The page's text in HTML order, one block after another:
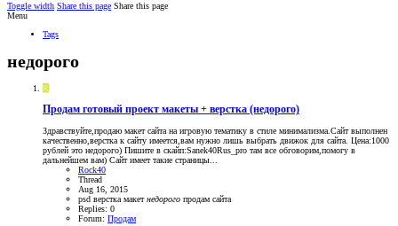
Toggle width Share this page Share this page
Menu
Tags
недорого
R
Продам готовый проект макеты + верстка (недорого)
Здравствуйте,продаю макет сайта на игровую тематику в стиле минимализма.Сайт выполнен
качественно,верстка к сайту имеется,вам нужно лишь выбрать движок для сайта. Цена:1000
рублей это недорого) Пишите в скайп:Sanek40Rus_pro там все обговорим,помогу в
дальнейшем вам) Сайт имеет такие страницы...
Rock40
Thread
Aug 16, 2015
psd верстка макетнедорого продам сайта
Replies: 0
Forum: Продам